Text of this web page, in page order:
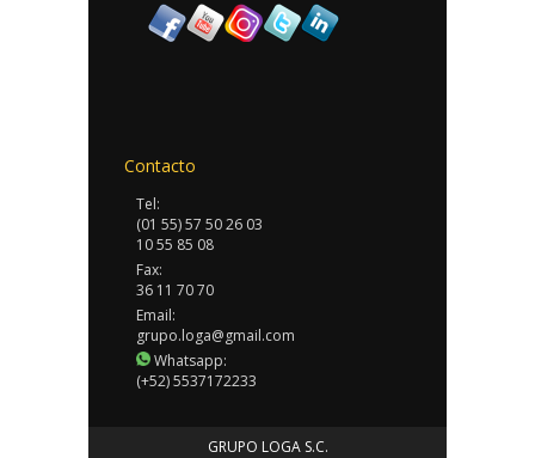
Contacto
Tel:
(01 55) 57 50 26 03
10 55 85 08
Fax:
36 11 70 70
Email:
grupo.loga@gmail.com
Whatsapp:
(+52) 5537172233
GRUPO LOGA S.C.